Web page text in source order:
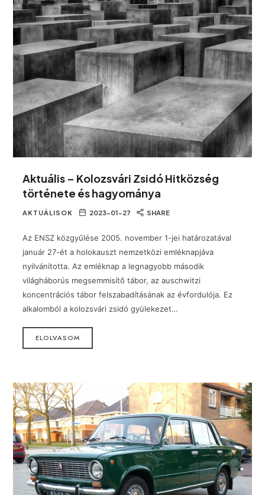
Aktuális – Kolozsvári Zsidó Hitközség
története és hagyománya
AKTUÁLISOK 2023-01-27 SHARE
Az ENSZ közgyűlése 2005. november 1-jei határozatával
január 27-ét a holokauszt nemzetközi emléknapjáva
nyilvánította. Az emléknap a legnagyobb második
világháborús megsemmisítő tábor, az auschwitzi
koncentrációs tábor felszabadításának az évfordulója. Ez
alkalomból a kolozsvári zsidó gyülekezet…
ELOLVASOM